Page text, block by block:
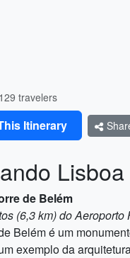
travelers
Itinerary
de Belém
(6,3 km) do
Belém é um
exemplo da